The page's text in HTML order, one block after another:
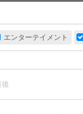
エンターテイメント
後